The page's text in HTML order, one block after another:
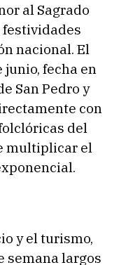
al Sagrado
festividades
nacional. El
fecha en
San Pedro y
con
del
multiplicar el
y el turismo,
semana largos